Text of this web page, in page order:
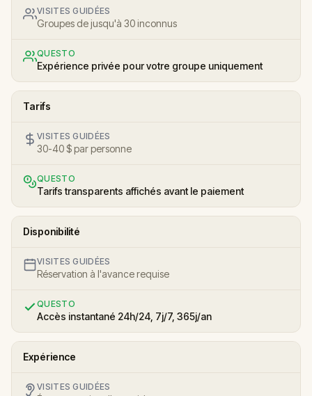
VISITES GUIDÉES
Groupes de jusqu'à 30 inconnus
QUESTO
Expérience privée pour votre groupe uniquement
Tarifs
VISITES GUIDÉES
30-40 $ par personne
QUESTO
Tarifs transparents affichés avant le paiement
Disponibilité
VISITES GUIDÉES
Réservation à l'avance requise
QUESTO
Accès instantané 24h/24, 7j/7, 365j/an
Expérience
VISITES GUIDÉES